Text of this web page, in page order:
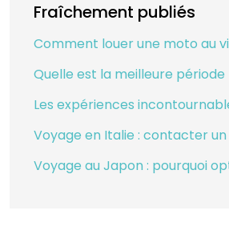
Fraîchement publiés
Comment louer une moto au
Quelle est la meilleure
Les expériences
Voyage en Italie : contacter
Voyage au Japon : pourquoi